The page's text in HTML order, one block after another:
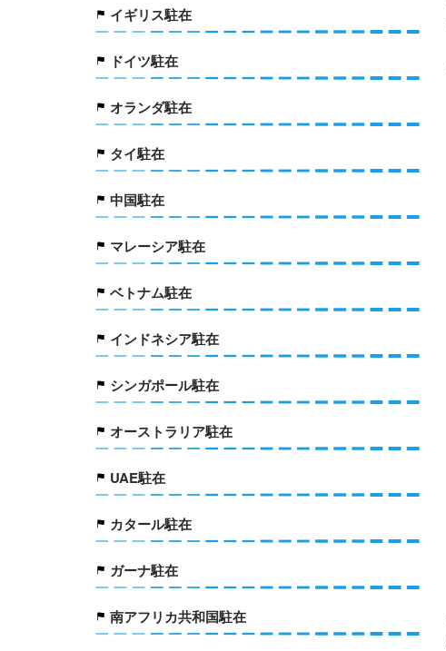
イギリス駐在
ドイツ駐在
オランダ駐在
タイ駐在
中国駐在
マレーシア駐在
ベトナム駐在
インドネシア駐在
シンガポール駐在
オーストラリア駐在
UAE駐在
カタール駐在
ガーナ駐在
南アフリカ共和国駐在